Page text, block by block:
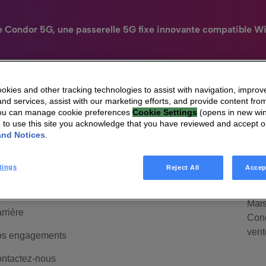
Condor 5G, une passerelle 5G fixe innovante compatible
HomeSight Industries Entreprise
sommes-nous
engagements
nous
HomeSight
and other tracking technologies to assist with navigation,
services, assist with our marketing efforts, and provide content
can manage cookie preferences Cookie Settings (opens in new
to use this site you acknowledge that you have reviewed and accept
Notices.
Reject All